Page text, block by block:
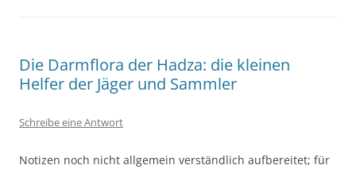
Die Darmflora der Hadza: die kleinen
Helfer der Jäger und Sammler
Schreibe eine Antwort
Notizen noch nicht allgemein verständlich aufbereitet; für